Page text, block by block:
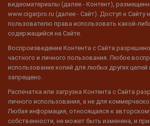
видеоматериалы (далее - Контент),
www.cigarpro.ru (далее - Сайт). Доступ к Сайту
пользователю права использовать какой-
содержащийся на Сайте.
Воспроизведение Контента с Сайта
частного и личного пользования. Любое
использование копий для любых других целей
запрещено.
Распечатка или загрузка Контента с Сайта
личного использования, а не для
Любая информация, относящаяся к
собственности, не может быть изменена, и